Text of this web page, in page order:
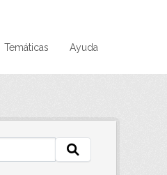
Temáticas Ayuda